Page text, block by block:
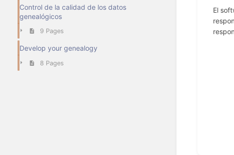
Control de la calidad de los datos
genealógicos
9 Pages
Develop your genealogy
8 Pages
El